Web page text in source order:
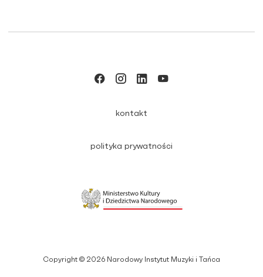
Copyright © 2026 Narodowy Instytut Muzyki i Tańca
kontakt
polityka prywatności